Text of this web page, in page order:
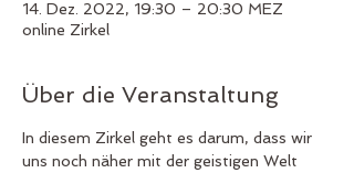
14. Dez. 2022, 19:30 – 20:30 MEZ
online Zirkel
Über die Veranstaltung
In diesem Zirkel geht es darum, dass wir
uns noch näher mit der geistigen Welt